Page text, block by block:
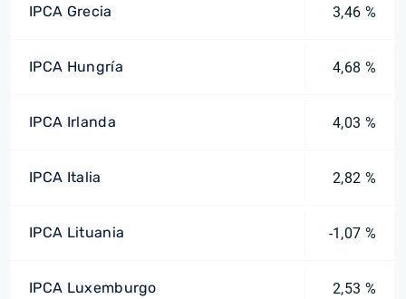
IPCA Grecia 3,46 %
IPCA Hungría 4,68 %
IPCA Irlanda 4,03 %
IPCA Italia 2,82 %
IPCA Lituania -1,07 %
IPCA Luxemburgo 2,53 %